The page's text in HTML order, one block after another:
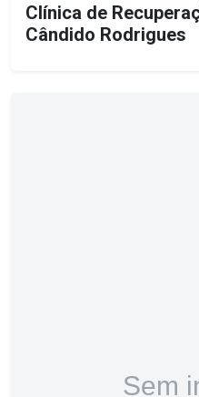
Clínica de
Cândido Rodrigues